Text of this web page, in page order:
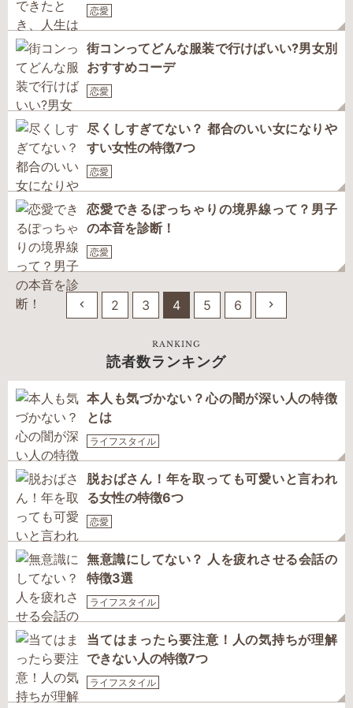
恋愛
街コンってどんな服装で行けばいい?男女別
おすすめコーデ
恋愛
尽くしすぎてない？ 都合のいい女になりや
すい女性の特徴7つ
恋愛
恋愛できるぽっちゃりの境界線って？男子
の本音を診断！
恋愛
2 3 4 5 6
RANKING
読者数ランキング
本人も気づかない？心の闇が深い人の特徴
とは
ライフスタイル
脱おばさん！年を取っても可愛いと言われ
る女性の特徴6つ
恋愛
無意識にしてない？ 人を疲れさせる会話の
特徴3選
ライフスタイル
当てはまったら要注意！人の気持ちが理解
できない人の特徴7つ
ライフスタイル